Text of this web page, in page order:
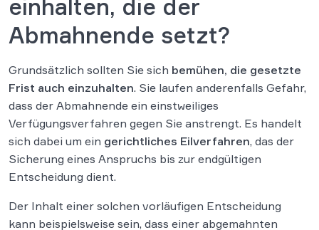
einhalten, die der
Abmahnende setzt?
Grundsätzlich sollten Sie sich bemühen, die gesetzte
Frist auch einzuhalten. Sie laufen anderenfalls Gefahr,
dass der Abmahnende ein einstweiliges
Verfügungsverfahren gegen Sie anstrengt. Es handelt
sich dabei um ein gerichtliches Eilverfahren, das der
Sicherung eines Anspruchs bis zur endgültigen
Entscheidung dient.
Der Inhalt einer solchen vorläufigen Entscheidung
kann beispielsweise sein, dass einer abgemahnten